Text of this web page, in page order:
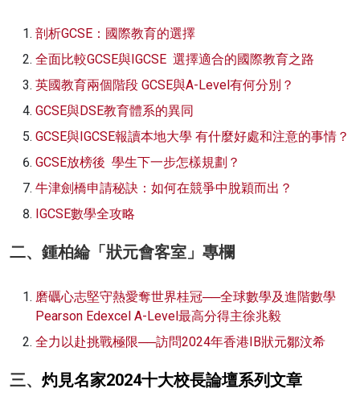
剖析GCSE：國際教育的選擇
全面比較GCSE與IGCSE 選擇適合的國際教育之路
英國教育兩個階段 GCSE與A-Level有何分別？
GCSE與DSE教育體系的異同
GCSE與IGCSE報讀本地大學 有什麼好處和注意的事情？
GCSE放榜後 學生下一步怎樣規劃？
牛津劍橋申請秘訣：如何在競爭中脫穎而出？
IGCSE數學全攻略
二、鍾柏綸「狀元會客室」專欄
磨礪心志堅守熱愛奪世界桂冠──全球數學及進階數學
Pearson Edexcel A-Level最高分得主徐兆毅
全力以赴挑戰極限──訪問2024年香港IB狀元鄒汶希
三、 灼見名家2024十大校長論壇系列文章